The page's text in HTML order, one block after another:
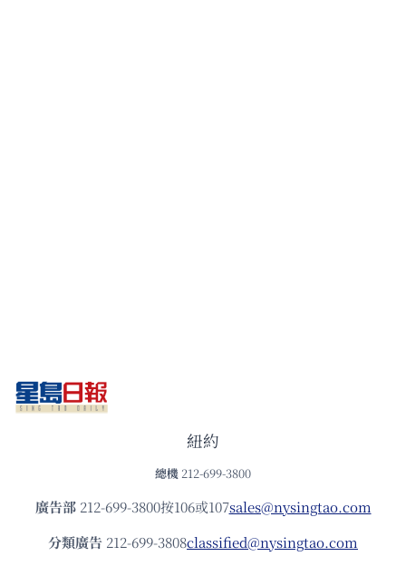
紐約
總機 212-699-3800
廣告部212-699-3800按106或107sales@nysingtao.com
分類廣告 212-699-3808classified@nysingtao.com